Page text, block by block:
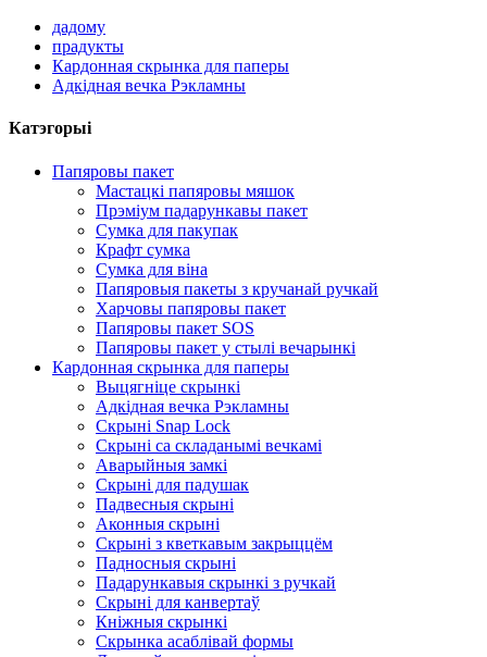
дадому
прадукты
Кардонная скрынка для паперы
Адкідная вечка Рэкламны
Катэгорыі
Папяровы пакет
Мастацкі папяровы мяшок
Прэміум падарункавы пакет
Сумка для пакупак
Крафт сумка
Сумка для віна
Папяровыя пакеты з кручанай ручкай
Харчовы папяровы пакет
Папяровы пакет SOS
Папяровы пакет у стылі вечарынкі
Кардонная скрынка для паперы
Выцягніце скрынкі
Адкідная вечка Рэкламны
Скрыні Snap Lock
Скрыні са складанымі вечкамі
Аварыйныя замкі
Скрыні для падушак
Падвесныя скрыні
Аконныя скрыні
Скрыні з кветкавым закрыццём
Падносныя скрыні
Падарункавыя скрынкі з ручкай
Скрыні для канвертаў
Кніжныя скрынкі
Скрынка асаблівай формы